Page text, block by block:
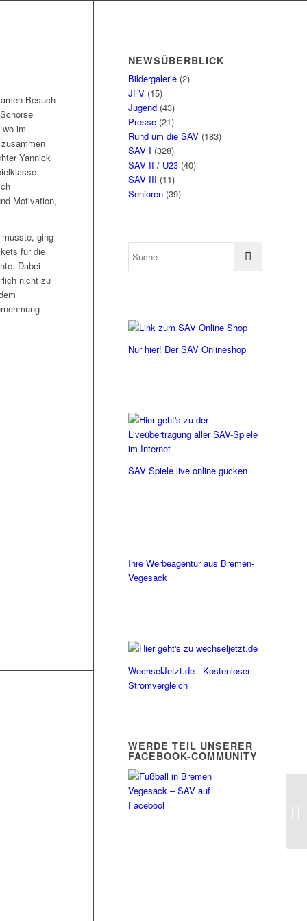
Besuch
im
Yannick
Motivation,
ging
für die
Dabei
nicht zu
NEWSÜBERBLICK
Bildergalerie(2)
JFV(15)
Jugend(43)
Presse(21)
Rund um die SAV(183)
SAV I (328)
SAV II / U23(40)
SAV III (11)
Senioren(39)
Nur hier! Der SAV Onlineshop
SAV Spiele live online gucken
Ihre Werbeagentur aus Bremen-
Vegesack
WechselJetzt.de - Kostenloser
Stromvergleich
WERDE TEIL UNSERER
FACEBOOK-COMMUNITY